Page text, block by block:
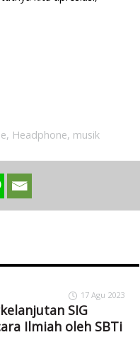
, Headphone, musik
17 Agu 2023
SIG
Ilmiah oleh SBTi